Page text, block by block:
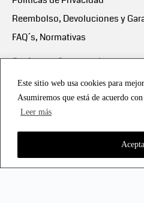
Este sitio web usa cookies para
Asumiremos que está de acuerdo
Leer más
Reembolso, Devoluciones y
FAQ´s, Normativas
Scalapay:Compra ahora y
Scalapay Política Privacidad
Copyright © 2021 all rights